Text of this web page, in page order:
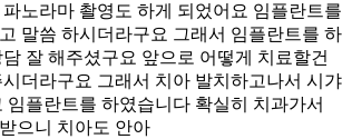
노라마 촬영도 하게 되었어요 임플란트를
말씀 하시더라구요 그래서 임플란트를 하
잘 해주셨구요 앞으로 어떻게 치료할건
더라구요 그래서 치아 발치하고나서 시갸
임플란트를 하였습니다 확실히 치과가서
으니 치아도 안아